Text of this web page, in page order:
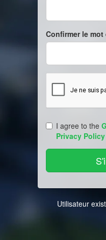
Confirmer le mot
I agree to the
Privacy Policy
Utilisateur